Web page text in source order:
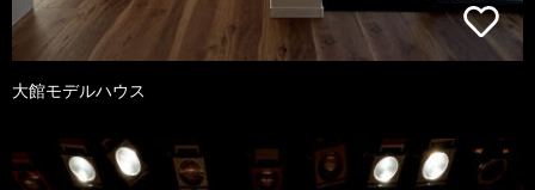
大館モデルハウス